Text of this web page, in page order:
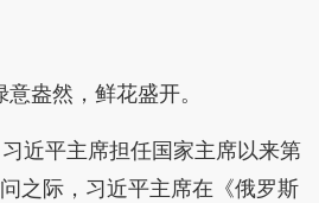
盎然，鲜花盛开。
平主席担任国家主席以来第
之际，习近平主席在《俄罗斯